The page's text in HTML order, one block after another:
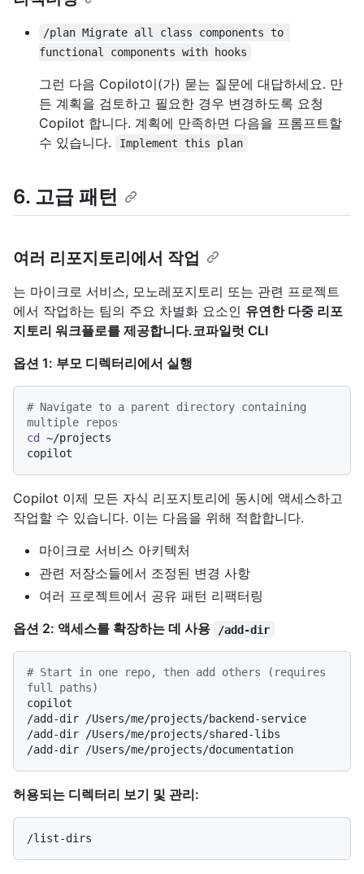
/plan Migrate all class components to
functional components with hooks
그런 다음 Copilot이(가) 묻는 질문에 대답하세요. 만
든 계획을 검토하고 필요한 경우 변경하도록 요청
Copilot 합니다. 계획에 만족하면 다음을 프롬프트할
수 있습니다.
Implement this plan
6. 고급 패턴
여러 리포지토리에서 작업
는 마이크로 서비스, 모노레포지토리 또는 관련 프로젝트
에서 작업하는 팀의 주요 차별화 요소인 유연한 다중 리포
지토리 워크플로를 제공합니다.코파일럿 CLI
옵션 1: 부모 디렉터리에서 실행
# Navigate to a parent directory containing
multiple repos
cd
~/projects
Copilot 이제 모든 자식 리포지토리에 동시에 액세스하고
작업할 수 있습니다. 이는 다음을 위해 적합합니다.
마이크로 서비스 아키텍처
관련 저장소들에서 조정된 변경 사항
여러 프로젝트에서 공유 패턴 리팩터링
옵션 2: 액세스를 확장하는 데 사용
/add-dir
# Start in one repo, then add others (requires
full paths)
copilot
/add-dir /Users/me/projects/backend-service
/add-dir /Users/me/projects/shared-libs
허용되는 디렉터리 보기 및 관리: